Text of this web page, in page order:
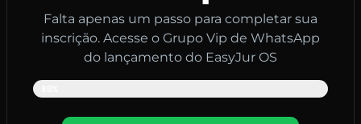
Falta apenas um passo para completar sua
inscrição. Acesse o Grupo Vip de WhatsApp
do lançamento do EasyJur OS